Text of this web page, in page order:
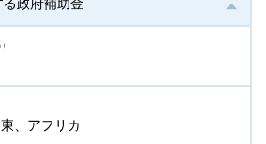
、アフリカ